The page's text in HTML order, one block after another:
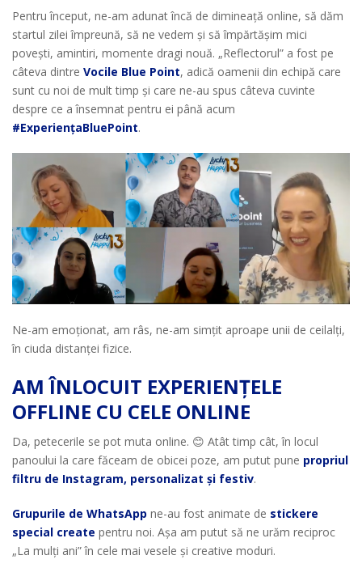
Pentru început, ne-am adunat încă de dimineață online, să dăm
startul zilei împreună, să ne vedem și să împărtășim mici
povești, amintiri, momente dragi nouă. „Reflectorul” a fost pe
câteva dintre Vocile Blue Point, adică oamenii din echipă care
sunt cu noi de mult timp și care ne-au spus câteva cuvinte
despre ce a însemnat pentru ei până acum
#ExperiențaBluePoint.
Ne-am emoționat, am râs, ne-am simțit aproape unii de ceilalți,
în ciuda distanței fizice.
AM ÎNLOCUIT EXPERIENȚELE
OFFLINE CU CELE ONLINE
Da, petecerile se pot muta online. 😊 Atât timp cât, în locul
panoului la care făceam de obicei poze, am putut pune propriul
filtru de Instagram, personalizat și festiv.
Grupurile de WhatsApp ne-au fost animate de stickere
special create pentru noi. Așa am putut să ne urăm reciproc
„La mulți ani” în cele mai vesele și creative moduri.